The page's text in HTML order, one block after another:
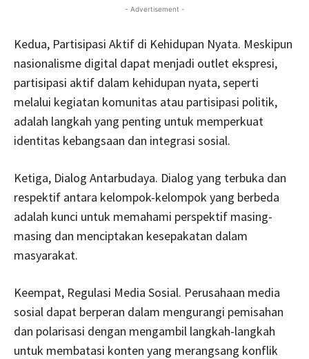
- Advertisement -
Kedua, Partisipasi Aktif di Kehidupan Nyata. Meskipun
nasionalisme digital dapat menjadi outlet ekspresi,
partisipasi aktif dalam kehidupan nyata, seperti
melalui kegiatan komunitas atau partisipasi politik,
adalah langkah yang penting untuk memperkuat
identitas kebangsaan dan integrasi sosial.
Ketiga, Dialog Antarbudaya. Dialog yang terbuka dan
respektif antara kelompok-kelompok yang berbeda
adalah kunci untuk memahami perspektif masing-
masing dan menciptakan kesepakatan dalam
masyarakat.
Keempat, Regulasi Media Sosial. Perusahaan media
sosial dapat berperan dalam mengurangi pemisahan
dan polarisasi dengan mengambil langkah-langkah
untuk membatasi konten yang merangsang konflik